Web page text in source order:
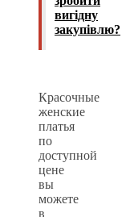
вигідну
закупівлю?
Красочные
женские
платья
по
доступной
цене
вы
можете
в